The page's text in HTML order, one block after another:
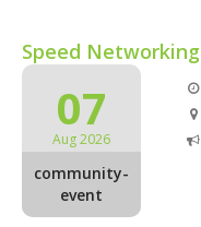
Speed Networking
07
Aug 2026
community-
event